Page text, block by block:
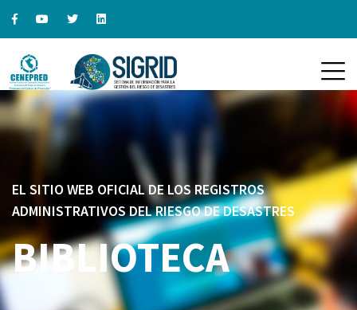
EL SITIO WEB OFICIAL DE LOS REGISTROS
ADMINISTRATIVOS DEL RIESGO DE DESASTRES
BIBLIOTECA